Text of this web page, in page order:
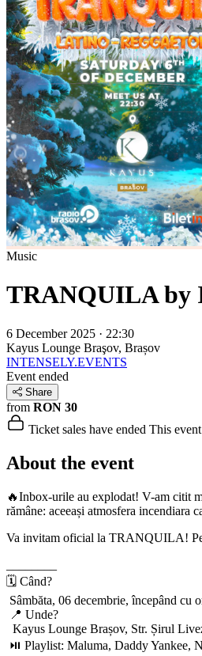
Music
TRANQUILA by
6 December 2025 · 22:30
Kayus Lounge Braşov, Brașov
INTENSELY.EVENTS
Event ended
Share
from RON 30
Ticket sales have ended This
About the event
🔥Inbox-urile au explodat! V-am citit
rămâne: aceeași atmosfera incendiara
Va invitam oficial la TRANQUILA!
🗓 Când?
Sâmbăta, 06 decembrie, începând cu
📍 Unde?
Kayus Lounge Brașov, Str. Șirul
⏯ Playlist: Maluma, Daddy Yankee,